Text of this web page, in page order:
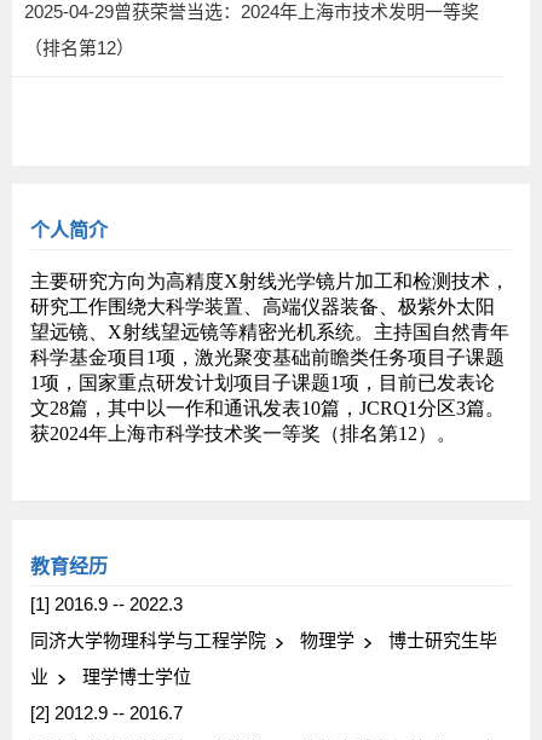
2025-04-29曾获荣誉当选：2024年上海市技术发明一等奖
（排名第12）
个人简介
教育经历
[1] 2016.9 -- 2022.3
同济大学物理科学与工程学院
物理学
博士研究生毕
业
理学博士学位
[2] 2012.9 -- 2016.7